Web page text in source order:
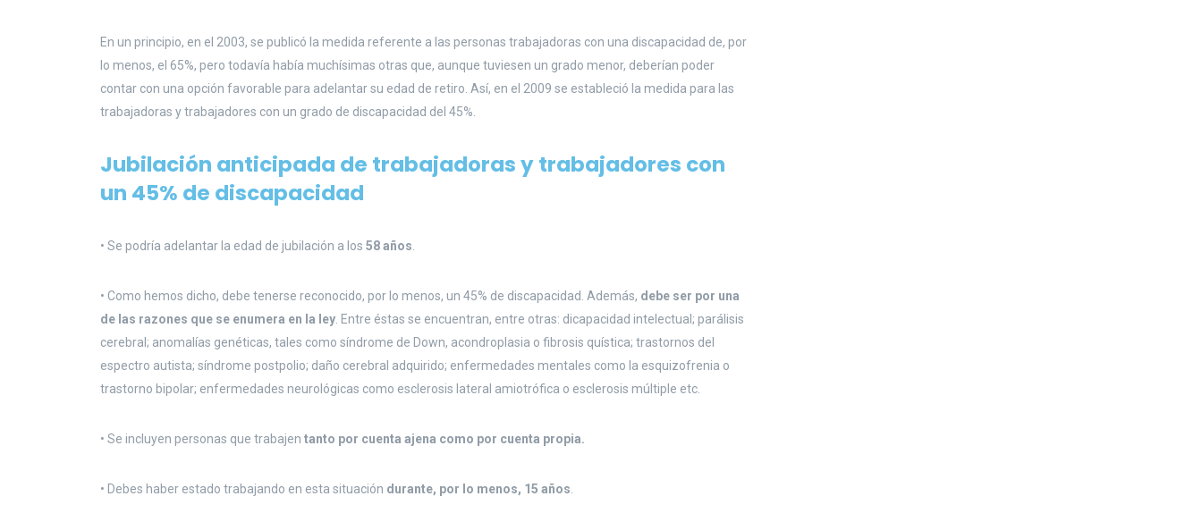
En un principio, en el 2003, se publicó la medida referente a las personas trabajadoras con una discapacidad de, por
lo menos, el 65%, pero todavía había muchísimas otras que, aunque tuviesen un grado menor, deberían poder
contar con una opción favorable para adelantar su edad de retiro. Así, en el 2009 se estableció la medida para las
trabajadoras y trabajadores con un grado de discapacidad del 45%.
Jubilación anticipada de trabajadoras y trabajadores con
un 45% de discapacidad
• Se podría adelantar la edad de jubilación a los 58 años
• Como hemos dicho, debe tenerse reconocido, por lo menos, un 45% de discapacidad. Además, debe ser por una
de las razones que se enumera en la ley . Entre éstas se encuentran, entre otras: dicapacidad intelectual; parálisis
cerebral; anomalías genéticas, tales como síndrome de Down, acondroplasia o fibrosis quística; trastornos del
espectro autista; síndrome postpolio; daño cerebral adquirido; enfermedades mentales como la esquizofrenia o
trastorno bipolar; enfermedades neurológicas como esclerosis lateral amiotrófica o esclerosis múltiple etc.
• Se incluyen personas que trabajen tanto por cuenta ajena como por cuenta propia.
• Debes haber estado trabajando en esta situación durante, por lo menos, 15 años